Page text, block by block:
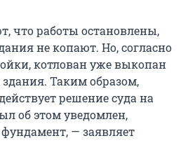
что работы остановлены,
не копают. Но, согласно
котлован уже выкопан
здания. Таким образом,
решение суда на
об этом уведомлен,
— заявляет